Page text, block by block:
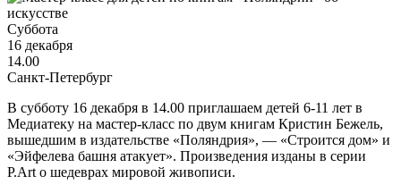
Суббота
16 декабря
14.00
Санкт-Петербург
В субботу 16 декабря в 14.00 приглашаем детей 6-11 лет в
Медиатеку на мастер-класс по двум книгам Кристин Бежель,
вышедшим в издательстве «Поляндрия», — «Строится дом» и
«Эйфелева башня атакует». Произведения изданы в серии
P.Art о шедеврах мировой живописи.